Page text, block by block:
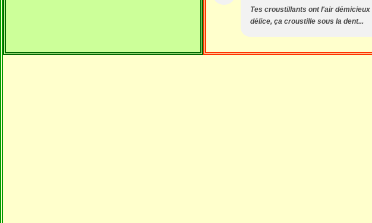
Tes croustillants ont l'air
délice, ça croustille sous la dent...